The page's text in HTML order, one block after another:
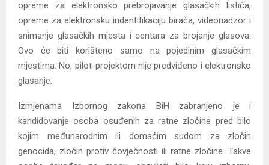
opreme za elektronsko prebrojavanje glasačkih listića,
opreme za elektronsku indentifikaciju birača, videonadzor i
snimanje glasačkih mjesta i centara za brojanje glasova.
Ovo će biti korišteno samo na pojedinim glasačkim
mjestima. No, pilot-projektom nije predviđeno i elektronsko
glasanje.
Izmjenama Izbornog zakona BiH zabranjeno je i
kandidovanje osoba osuđenih za ratne zločine pred bilo
kojim međunarodnim ili domaćim sudom za zločin
genocida, zločin protiv čovječnosti ili ratne zločine. Takve